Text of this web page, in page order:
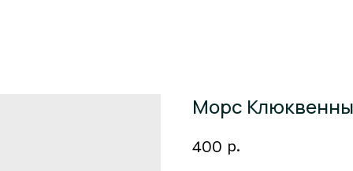
Морс
400 р.